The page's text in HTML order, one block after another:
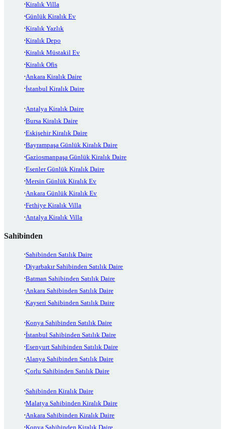
Kiralık Villa
Günlük Kiralık Ev
Kiralık Yazlık
Kiralık Depo
Kiralık Müstakil Ev
Kiralık Ofis
Ankara Kiralık Daire
İstanbul Kiralık Daire
Antalya Kiralık Daire
Bursa Kiralık Daire
Eskişehir Kiralık Daire
Bayrampaşa Günlük Kiralık Daire
Gaziosmanpaşa Günlük Kiralık Daire
Esenler Günlük Kiralık Daire
Mersin Günlük Kiralık Ev
Ankara Günlük Kiralık Ev
Fethiye Kiralık Villa
Antalya Kiralık Villa
Sahibinden
Sahibinden Satılık Daire
Diyarbakır Sahibinden Satılık Daire
Batman Sahibinden Satılık Daire
Ankara Sahibinden Satılık Daire
Kayseri Sahibinden Satılık Daire
Konya Sahibinden Satılık Daire
İstanbul Sahibinden Satılık Daire
Esenyurt Sahibinden Satılık Daire
Alanya Sahibinden Satılık Daire
Çorlu Sahibinden Satılık Daire
Sahibinden Kiralık Daire
Malatya Sahibinden Kiralık Daire
Ankara Sahibinden Kiralık Daire
Konya Sahibinden Kiralık Daire